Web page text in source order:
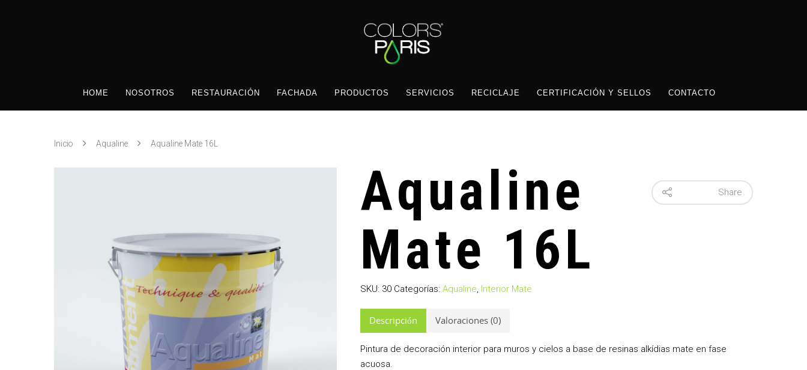
HOME NOSOTROS RESTAURACIÓN FACHADA PRODUCTOS SERVICIOS RECICLAJE CERTIFICACIÓN Y SELLOS CONTACTO
Inicio Aqualine Aqualine Mate 16L
Aqualine
Mate 16L
Share
SKU: 30 Categorías: Aqualine, Interior Mate
Descripción Valoraciones (0)
Pintura de decoración interior para muros y cielos a base de resinas alkídias mate en fase
acuosa.